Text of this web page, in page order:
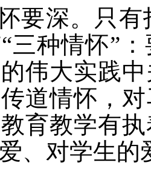
要深。只
“三种情怀”
伟大实践
道情怀，
育教学有
、对学生